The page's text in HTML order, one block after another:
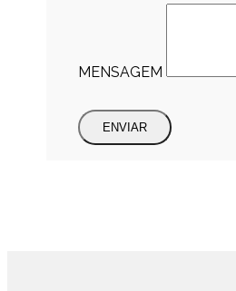
MENSAGEM
ENVIAR